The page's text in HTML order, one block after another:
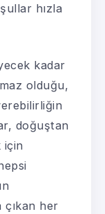
hızla
kadar
olduğu,
doğuştan
için
çıkan her